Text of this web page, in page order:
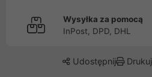
Wysyłka za pomocą
InPost, DPD, DHL
Udostępnij Drukuj